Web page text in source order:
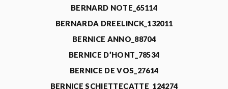
BERNARD NOTE_65114
BERNARDA DREELINCK_132011
BERNICE ANNO_88704
BERNICE D’HONT_78534
BERNICE DE VOS_27614
BERNICE SCHIETTECATTE_124274